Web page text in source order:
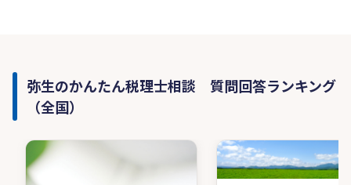
弥生のかんたん税理士相談 質問回答ランキング
（全国）